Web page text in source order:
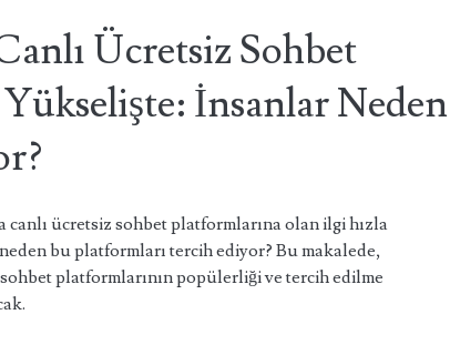
Ücretsiz Sohbet
İnsanlar Neden
canlı ücretsiz sohbet platformlarına olan ilgi hızla
bu platformları tercih ediyor? Bu makalede,
platformlarının popülerliği ve tercih edilme